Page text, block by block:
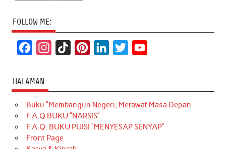
FOLLOW ME:
c
e
b
o
o
t
a
g
r
T
o
k
t
e
r
k
e
d
t
t
e
T
u
b
HALAMAN
Buku “Membangun Negeri, Merawat Masa Depan
F.A.Q BUKU “NARSIS”
F.A.Q. BUKU PUISI “MENYESAP SENYAP”
Front Page